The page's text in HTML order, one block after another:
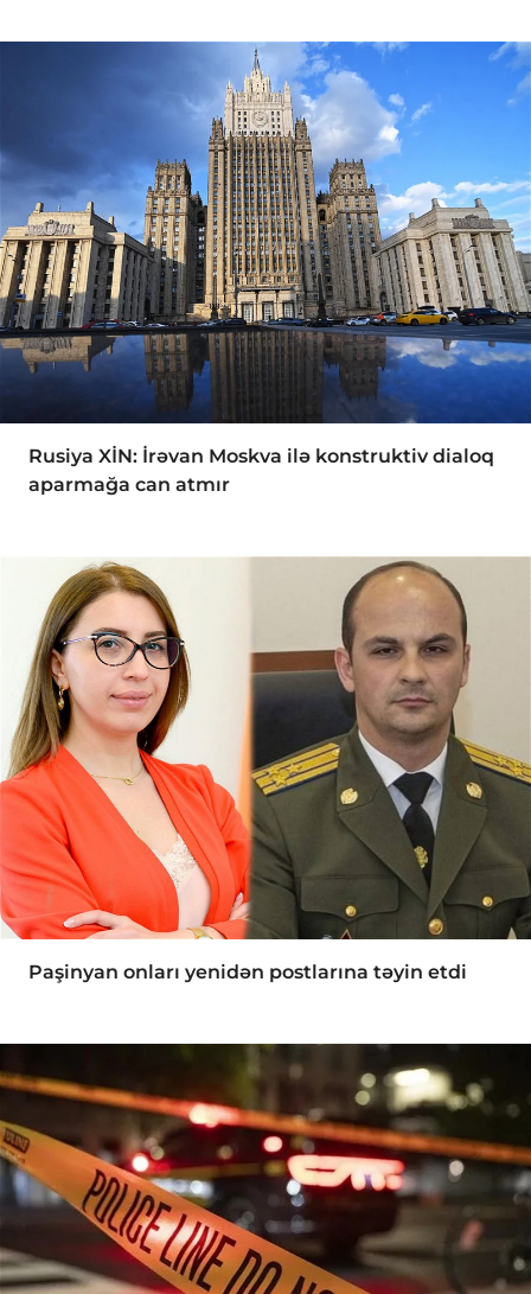
Rusiya XİN: İrəvan Moskva ilə konstruktiv dialoq
aparmağa can atmır
Paşinyan onları yenidən postlarına təyin etdi